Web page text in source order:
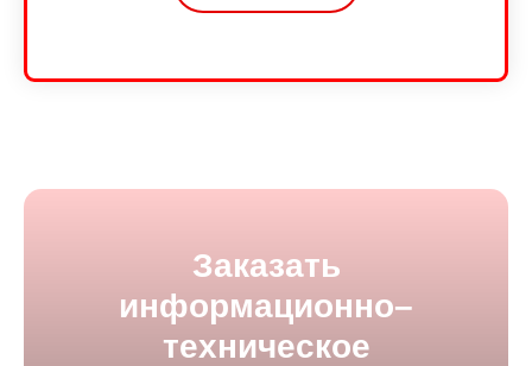
Заказать
информационно–
техническое